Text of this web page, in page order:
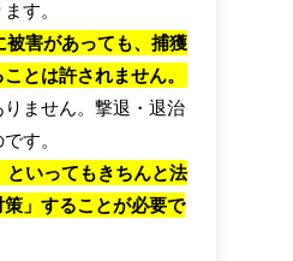
す。
被害があっても、捕獲
とは許されません。
ません。撃退・退治
す。
といってもきちんと法
」することが必要で